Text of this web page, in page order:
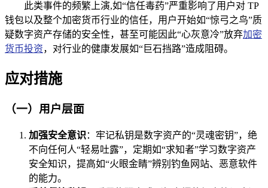
此类事件的频繁上演,如“信任毒药”严重影响了用户对 TP
钱包以及整个加密货币行业的信任，用户开始如“惊弓之鸟”质
疑数字资产存储的安全性，甚至可能因此“心灰意冷”放弃加密
货币投资，对行业的健康发展如“巨石挡路”造成阻碍。
应对措施
（一）用户层面
加强安全意识 ：牢记私钥是数字资产的“灵魂密钥”，绝
不向任何人“轻易吐露”，定期如“求知者”学习数字资产
安全知识，提高如“火眼金睛”辨别钓鱼网站、恶意软件
的能力。